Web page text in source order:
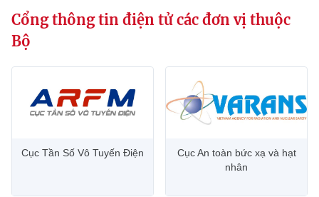
Năng lượng nguyên tử
Tin địa phương
Chuyển đổi số
Sở hữu trí tuệ
Khác
Videos
Ảnh
Cổng thông tin điện tử các đơn vị thuộc
Bộ
Cục Tần Số Vô Tuyến Điện
Cục An toàn bức xạ và hạt
nhân